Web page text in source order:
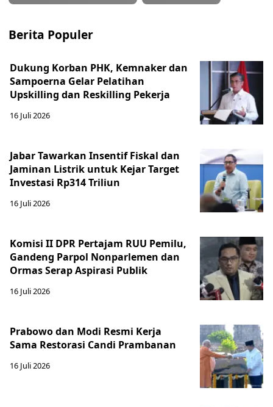
Berita Populer
Dukung Korban PHK, Kemnaker dan
Sampoerna Gelar Pelatihan
Upskilling dan Reskilling Pekerja
16 Juli 2026
Jabar Tawarkan Insentif Fiskal dan
Jaminan Listrik untuk Kejar Target
Investasi Rp314 Triliun
16 Juli 2026
Komisi II DPR Pertajam RUU Pemilu,
Gandeng Parpol Nonparlemen dan
Ormas Serap Aspirasi Publik
16 Juli 2026
Prabowo dan Modi Resmi Kerja
Sama Restorasi Candi Prambanan
16 Juli 2026